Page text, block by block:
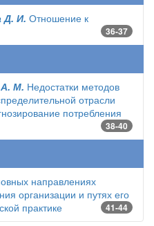
Д. И. Отношение к
36-37
М. Недостатки методов
отрасли
потребления
38-40
направлениях
организации и путях его
практике
41-44